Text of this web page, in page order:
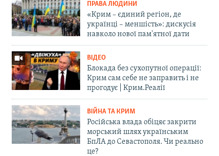
ПРАВА ЛЮДИНИ
«Крим – єдиний регіон, де
українці – меншість»: дискусія
навколо нової пам'ятної дати
ВІДЕО
Блокада без сухопутної операції:
Крим сам себе не заправить і не
прогодує | Крим.Реалії
ВІЙНА ТА КРИМ
Російська влада обіцяє закрити
морський шлях українським
БпЛА до Севастополя. Чи реально
це?